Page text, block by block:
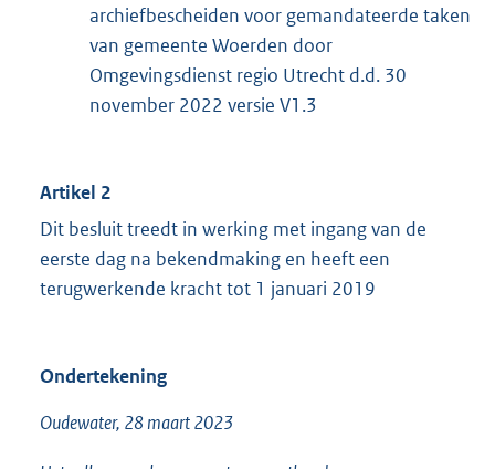
archiefbescheiden voor gemandateerde taken
van gemeente Woerden door
Omgevingsdienst regio Utrecht d.d. 30
november 2022 versie V1.3
Artikel 2
Dit besluit treedt in werking met ingang van de
eerste dag na bekendmaking en heeft een
terugwerkende kracht tot 1 januari 2019
Ondertekening
Oudewater, 28 maart 2023